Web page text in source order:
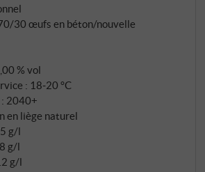
30 œufs en béton/nouvelle
% vol
: 18‑20 °C
2040+
en liège naturel
g/l
g/l
g/l